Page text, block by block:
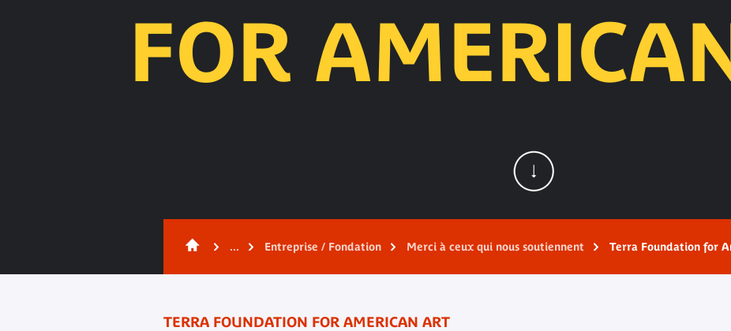
FOR
... Entreprise / Fondation Merci à ceux qui nous soutiennent Terra Foundation for
TERRA FOUNDATION FOR AMERICAN ART